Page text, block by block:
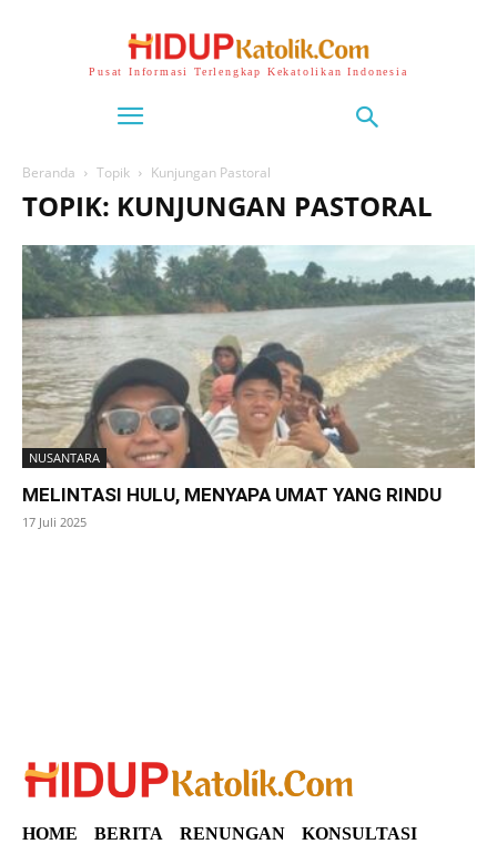
Pusat Informasi Terlengkap Kekatolikan Indonesia
Beranda Topik Kunjungan Pastoral
TOPIK: KUNJUNGAN PASTORAL
NUSANTARA
MELINTASI HULU, MENYAPA UMAT YANG RINDU
17 Juli 2025
HOME BERITA RENUNGAN
KONSULTASI